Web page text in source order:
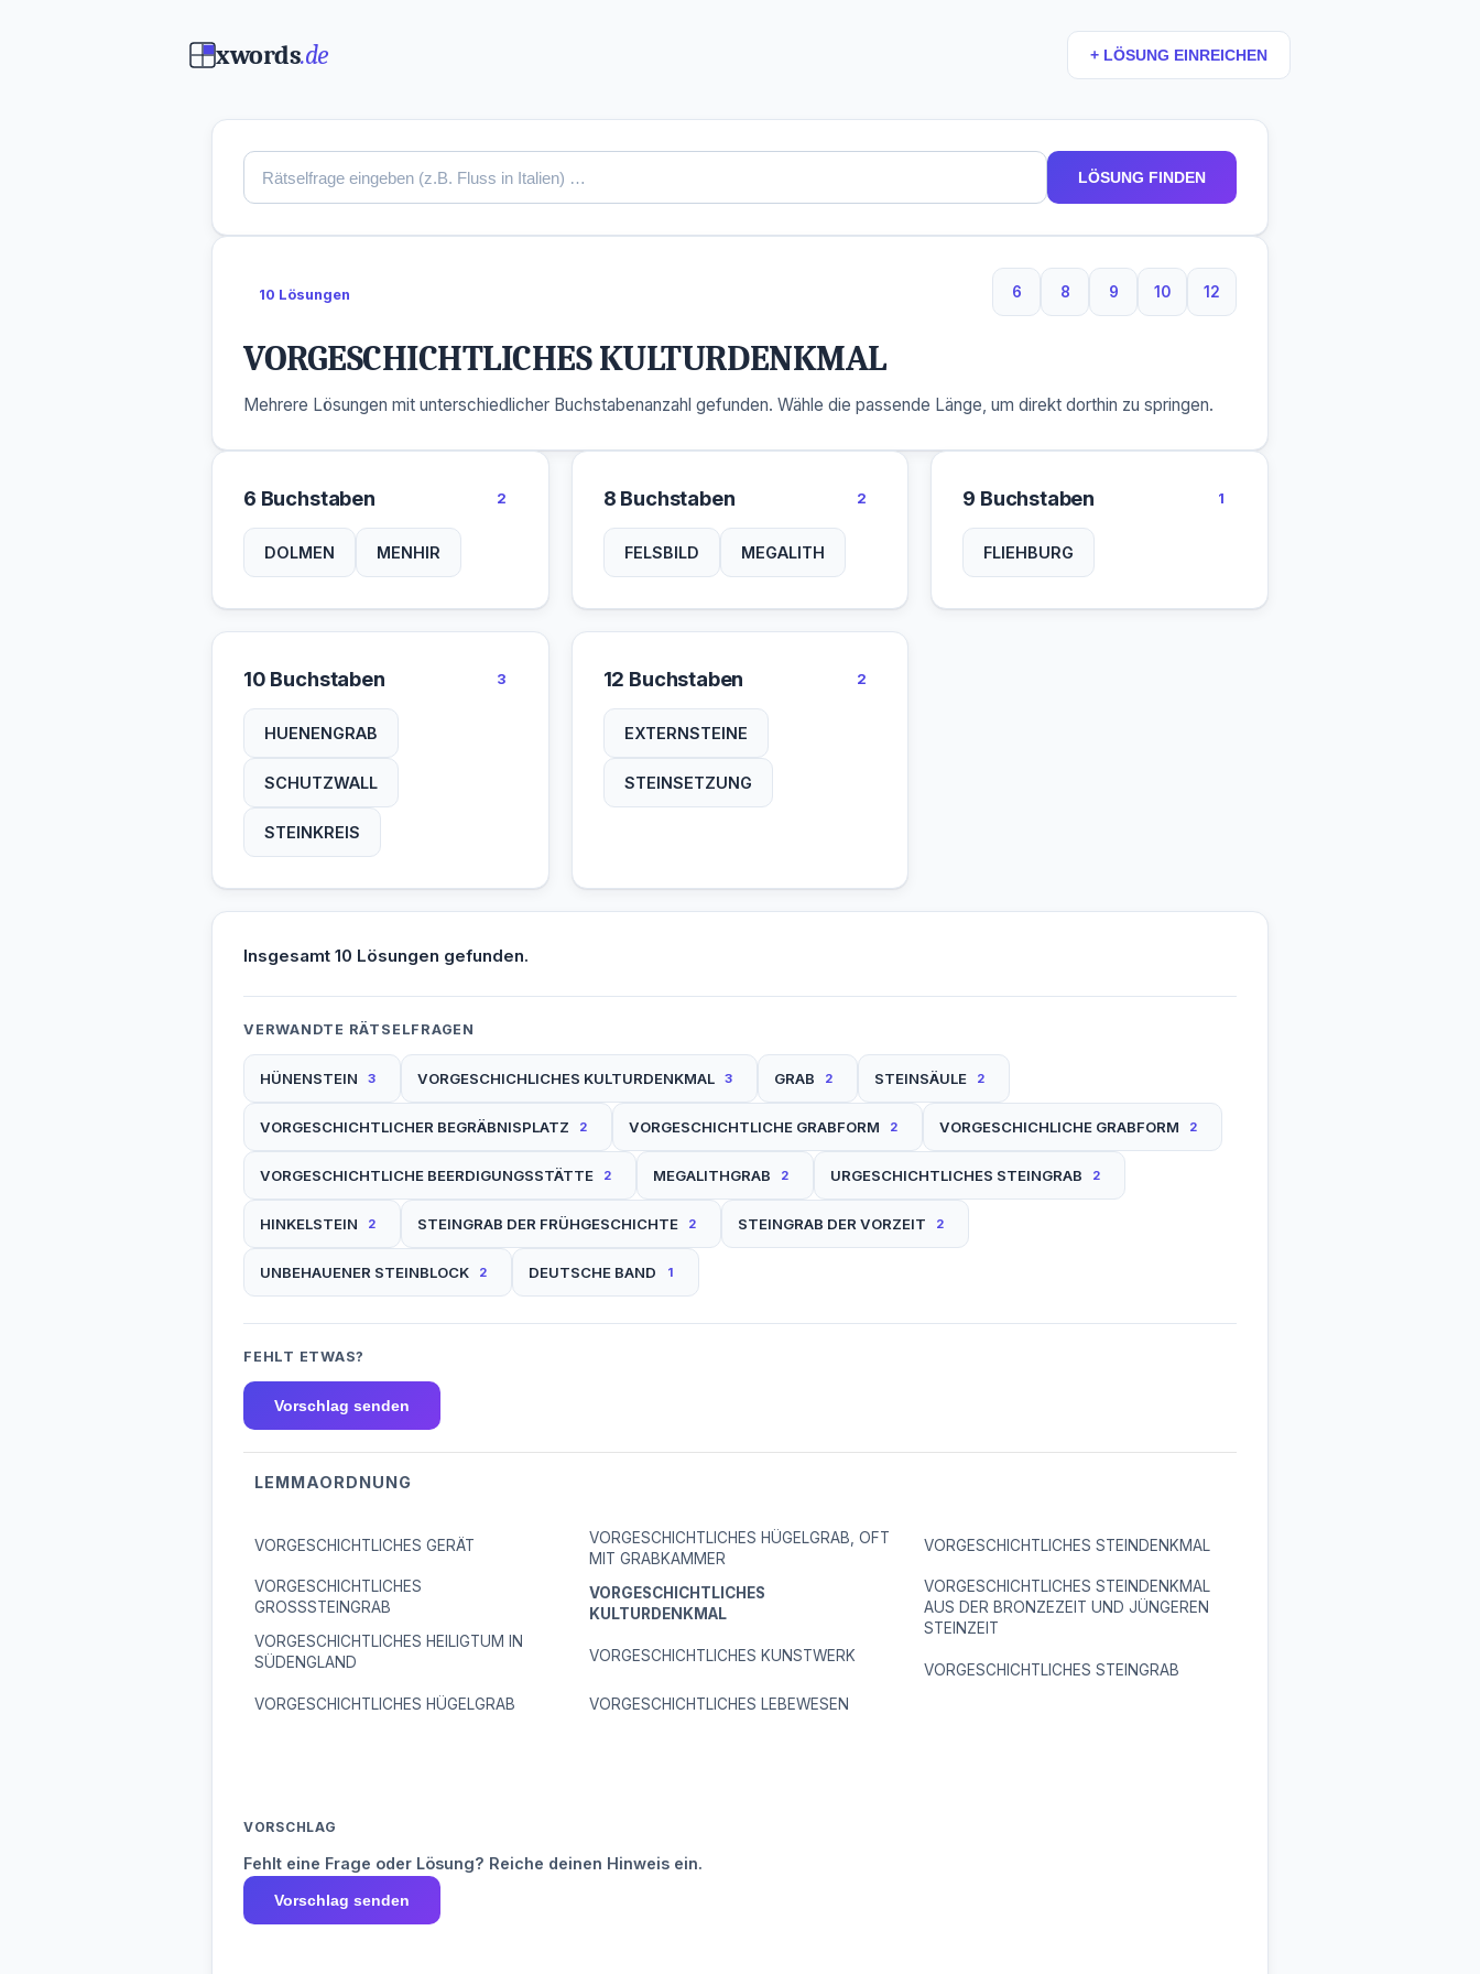
xwords.de + LÖSUNG EINREICHEN
LÖSUNG FINDEN
10 Lösungen 6
6 Buchstaben
8
8 Buchstaben
9
9 Buchstaben
10
10 Buchstaben
12
12 Buchstaben
VORGESCHICHTLICHES KULTURDENKMAL
Mehrere Lösungen mit unterschiedlicher Buchstabenanzahl gefunden. Wähle die passende Länge, um direkt dorthin zu springen.
6 Buchstaben 2
DOLMEN MENHIR
8 Buchstaben 2
FELSBILD MEGALITH
9 Buchstaben 1
FLIEHBURG
10 Buchstaben 3
HUENENGRAB
SCHUTZWALL
STEINKREIS
12 Buchstaben 2
EXTERNSTEINE
STEINSETZUNG
Insgesamt 10 Lösungen gefunden.
VERWANDTE RÄTSELFRAGEN
HÜNENSTEIN 3 VORGESCHICHLICHES KULTURDENKMAL 3 GRAB 2 STEINSÄULE 2
VORGESCHICHTLICHER BEGRÄBNISPLATZ 2 VORGESCHICHTLICHE GRABFORM 2 VORGESCHICHLICHE GRABFORM 2
VORGESCHICHTLICHE BEERDIGUNGSSTÄTTE 2 MEGALITHGRAB 2 URGESCHICHTLICHES STEINGRAB 2
HINKELSTEIN 2 STEINGRAB DER FRÜHGESCHICHTE 2 STEINGRAB DER VORZEIT 2
UNBEHAUENER STEINBLOCK 2 DEUTSCHE BAND 1
FEHLT ETWAS?
Vorschlag senden
LEMMAORDNUNG
VORGESCHICHTLICHES GERÄT
VORGESCHICHTLICHES
GROSSSTEINGRAB
VORGESCHICHTLICHES HEILIGTUM IN
SÜDENGLAND
VORGESCHICHTLICHES HÜGELGRAB
VORGESCHICHTLICHES HÜGELGRAB, OFT
MIT GRABKAMMER
VORGESCHICHTLICHES
KULTURDENKMAL
VORGESCHICHTLICHES KUNSTWERK
VORGESCHICHTLICHES LEBEWESEN
VORGESCHICHTLICHES STEINDENKMAL
VORGESCHICHTLICHES STEINDENKMAL
AUS DER BRONZEZEIT UND JÜNGEREN
STEINZEIT
VORGESCHICHTLICHES STEINGRAB
VORSCHLAG
Fehlt eine Frage oder Lösung? Reiche deinen Hinweis ein.
Vorschlag senden